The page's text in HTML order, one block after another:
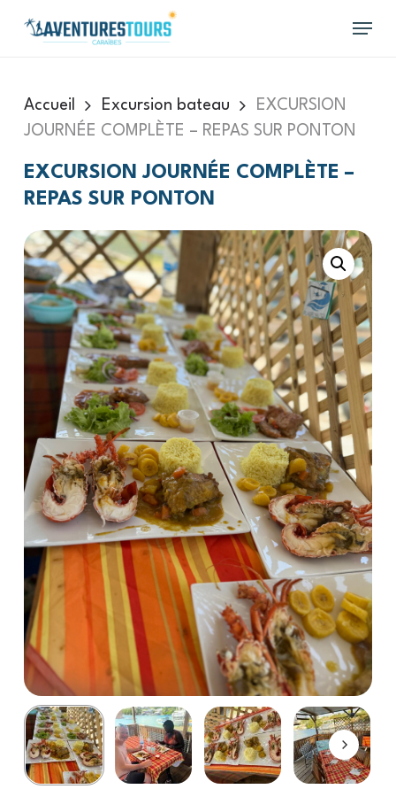
Accueil Excursion bateau
EXCURSION
JOURNÉE COMPLÈTE – REPAS SUR PONTON
EXCURSION JOURNÉE COMPLÈTE –
REPAS SUR PONTON